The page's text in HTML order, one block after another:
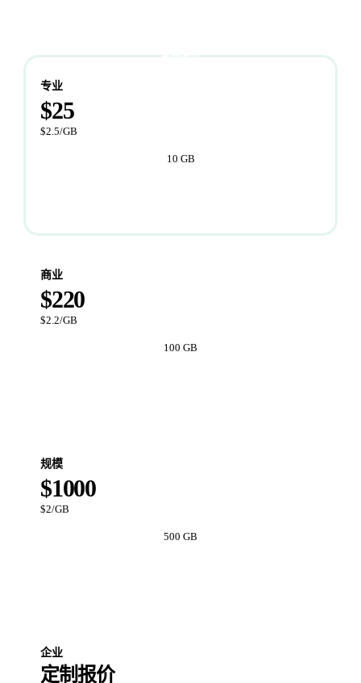
最受欢迎
专业
$25
$2.5/GB
10 GB
商业
$220
$2.2/GB
100 GB
规模
$1000
$2/GB
500 GB
企业
定制报价